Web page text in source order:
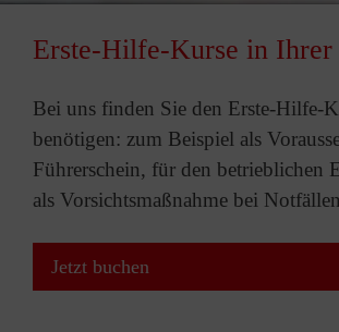
Erste-Hilfe-Kurse in Ihrer
Bei uns finden Sie den Erste-Hilfe-
benötigen: zum Beispiel als
Führerschein, für den betrieblichen
als Vorsichtsmaßnahme bei
Jetzt buchen